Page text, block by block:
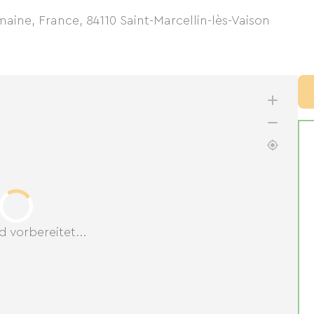
France, 84110 Saint-Marcellin-lès-Vaison
vorbereitet...